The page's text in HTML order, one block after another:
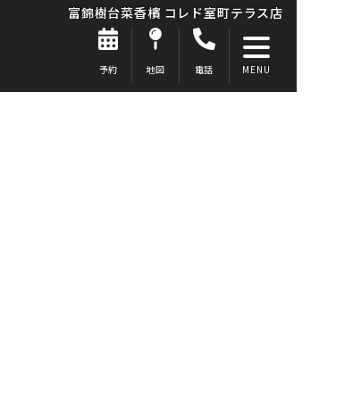
富錦樹台菜香檳 コレド室町テラス店
予約 地図 電話